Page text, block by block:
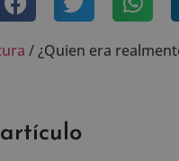
/¿Quien era